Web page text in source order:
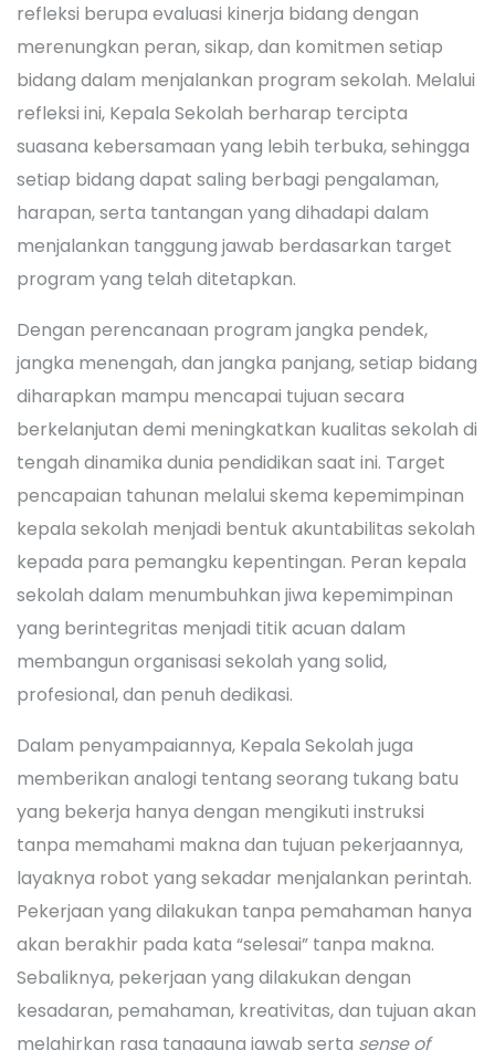
refleksi berupa evaluasi kinerja bidang dengan
merenungkan peran, sikap, dan komitmen setiap
bidang dalam menjalankan program sekolah. Melalui
refleksi ini, Kepala Sekolah berharap tercipta
suasana kebersamaan yang lebih terbuka, sehingga
setiap bidang dapat saling berbagi pengalaman,
harapan, serta tantangan yang dihadapi dalam
menjalankan tanggung jawab berdasarkan target
program yang telah ditetapkan.
Dengan perencanaan program jangka pendek,
jangka menengah, dan jangka panjang, setiap bidang
diharapkan mampu mencapai tujuan secara
berkelanjutan demi meningkatkan kualitas sekolah di
tengah dinamika dunia pendidikan saat ini. Target
pencapaian tahunan melalui skema kepemimpinan
kepala sekolah menjadi bentuk akuntabilitas sekolah
kepada para pemangku kepentingan. Peran kepala
sekolah dalam menumbuhkan jiwa kepemimpinan
yang berintegritas menjadi titik acuan dalam
membangun organisasi sekolah yang solid,
profesional, dan penuh dedikasi.
Dalam penyampaiannya, Kepala Sekolah juga
memberikan analogi tentang seorang tukang batu
yang bekerja hanya dengan mengikuti instruksi
tanpa memahami makna dan tujuan pekerjaannya,
layaknya robot yang sekadar menjalankan perintah.
Pekerjaan yang dilakukan tanpa pemahaman hanya
akan berakhir pada kata “selesai” tanpa makna.
Sebaliknya, pekerjaan yang dilakukan dengan
kesadaran, pemahaman, kreativitas, dan tujuan akan
melahirkan rasa tanggung jawab serta sense of